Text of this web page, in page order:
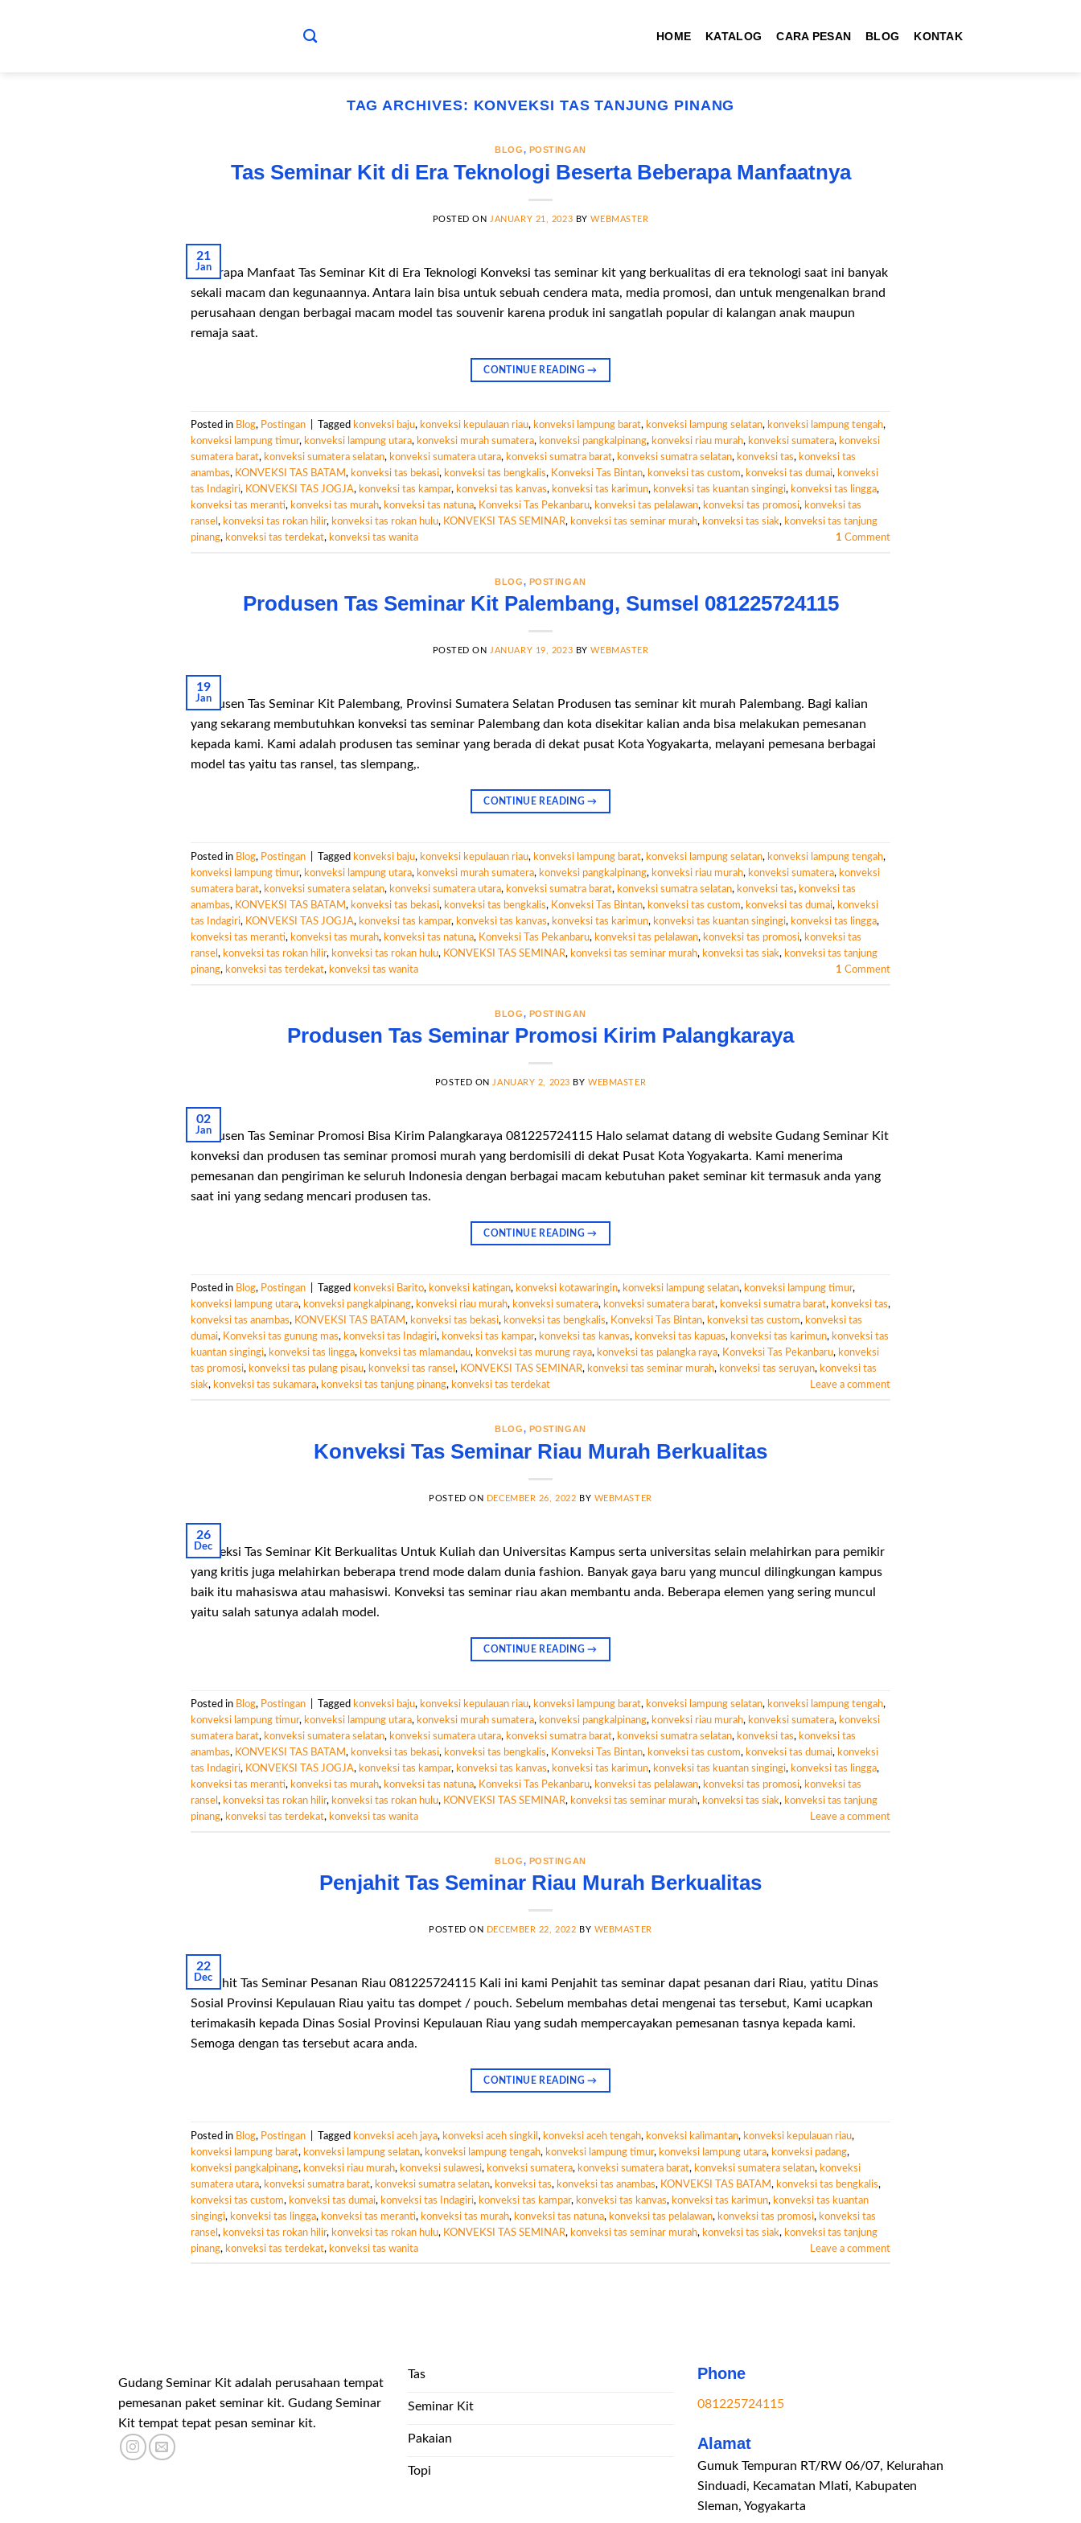
HOME KATALOG CARA PESAN BLOG KONTAK
TAG ARCHIVES: KONVEKSI TAS TANJUNG PINANG
BLOG, POSTINGAN
Tas Seminar Kit di Era Teknologi Beserta Beberapa Manfaatnya
POSTED ON JANUARY 21, 2023 BYWEBMASTER
21
Jan
Beberapa Manfaat Tas Seminar Kit di Era Teknologi Konveksi tas seminar kit yang berkualitas di era teknologi saat ini banyak
sekali macam dan kegunaannya. Antara lain bisa untuk sebuah cendera mata, media promosi, dan untuk mengenalkan brand
perusahaan dengan berbagai macam model tas souvenir karena produk ini sangatlah popular di kalangan anak maupun
remaja saat.
CONTINUE READING→
Posted in Blog, Postingan Tagged konveksi baju, konveksi kepulauan riau, konveksi lampung barat, konveksi lampung selatan, konveksi lampung tengah,
konveksi lampung timur, konveksi lampung utara, konveksi murah sumatera, konveksi pangkalpinang, konveksi riau murah, konveksi sumatera, konveksi
sumatera barat, konveksi sumatera selatan, konveksi sumatera utara, konveksi sumatra barat, konveksi sumatra selatan, konveksi tas, konveksi tas
anambas, KONVEKSI TAS BATAM, konveksi tas bekasi, konveksi tas bengkalis, Konveksi Tas Bintan, konveksi tas custom, konveksi tas dumai, konveksi
tas Indagiri, KONVEKSI TAS JOGJA, konveksi tas kampar, konveksi tas kanvas, konveksi tas karimun, konveksi tas kuantan singingi, konveksi tas lingga,
konveksi tas meranti, konveksi tas murah, konveksi tas natuna, Konveksi Tas Pekanbaru, konveksi tas pelalawan, konveksi tas promosi, konveksi tas
ransel , konveksi tas rokan hilir, konveksi tas rokan hulu, KONVEKSI TAS SEMINAR, konveksi tas seminar murah, konveksi tas siak, konveksi tas tanjung
pinang, konveksi tas terdekat, konveksi tas wanita 1 Comment
BLOG, POSTINGAN
Produsen Tas Seminar Kit Palembang, Sumsel 081225724115
POSTED ONJANUARY 19, 2023 BYWEBMASTER
19
Jan
Produsen Tas Seminar Kit Palembang, Provinsi Sumatera Selatan Produsen tas seminar kit murah Palembang. Bagi kalian
yang sekarang membutuhkan konveksi tas seminar Palembang dan kota disekitar kalian anda bisa melakukan pemesanan
kepada kami. Kami adalah produsen tas seminar yang berada di dekat pusat Kota Yogyakarta, melayani pemesana berbagai
model tas yaitu tas ransel, tas slempang,.
CONTINUE READING→
Posted in Blog, Postingan Tagged konveksi baju, konveksi kepulauan riau, konveksi lampung barat, konveksi lampung selatan, konveksi lampung tengah,
konveksi lampung timur, konveksi lampung utara, konveksi murah sumatera, konveksi pangkalpinang, konveksi riau murah, konveksi sumatera, konveksi
sumatera barat, konveksi sumatera selatan, konveksi sumatera utara, konveksi sumatra barat, konveksi sumatra selatan, konveksi tas, konveksi tas
anambas, KONVEKSI TAS BATAM, konveksi tas bekasi, konveksi tas bengkalis, Konveksi Tas Bintan, konveksi tas custom, konveksi tas dumai, konveksi
tas Indagiri, KONVEKSI TAS JOGJA, konveksi tas kampar, konveksi tas kanvas, konveksi tas karimun, konveksi tas kuantan singingi, konveksi tas lingga,
konveksi tas meranti, konveksi tas murah, konveksi tas natuna, Konveksi Tas Pekanbaru, konveksi tas pelalawan, konveksi tas promosi, konveksi tas
ransel , konveksi tas rokan hilir, konveksi tas rokan hulu, KONVEKSI TAS SEMINAR, konveksi tas seminar murah, konveksi tas siak, konveksi tas tanjung
pinang, konveksi tas terdekat, konveksi tas wanita 1 Comment
BLOG, POSTINGAN
Produsen Tas Seminar Promosi Kirim Palangkaraya
POSTED ON JANUARY 2, 2023 BYWEBMASTER
02
Jan
Produsen Tas Seminar Promosi Bisa Kirim Palangkaraya 081225724115 Halo selamat datang di website Gudang Seminar Kit
konveksi dan produsen tas seminar promosi murah yang berdomisili di dekat Pusat Kota Yogyakarta. Kami menerima
pemesanan dan pengiriman ke seluruh Indonesia dengan berbagai macam kebutuhan paket seminar kit termasuk anda yang
saat ini yang sedang mencari produsen tas.
CONTINUE READING→
Posted in Blog, Postingan Tagged konveksi Barito, konveksi katingan, konveksi kotawaringin, konveksi lampung selatan, konveksi lampung timur,
konveksi lampung utara, konveksi pangkalpinang, konveksi riau murah, konveksi sumatera, konveksi sumatera barat, konveksi sumatra barat, konveksi tas,
konveksi tas anambas, KONVEKSI TAS BATAM, konveksi tas bekasi, konveksi tas bengkalis, Konveksi Tas Bintan, konveksi tas custom, konveksi tas
dumai, Konveksi tas gunung mas, konveksi tas Indagiri, konveksi tas kampar, konveksi tas kanvas, konveksi tas kapuas, konveksi tas karimun, konveksi tas
kuantan singingi, konveksi tas lingga, konveksi tas mlamandau, konveksi tas murung raya, konveksi tas palangka raya, Konveksi Tas Pekanbaru, konveksi
tas promosi, konveksi tas pulang pisau, konveksi tas ransel , KONVEKSI TAS SEMINAR, konveksi tas seminar murah, konveksi tas seruyan, konveksi tas
siak, konveksi tas sukamara, konveksi tas tanjung pinang, konveksi tas terdekat Leave a comment
BLOG, POSTINGAN
Konveksi Tas Seminar Riau Murah Berkualitas
POSTED ON DECEMBER 26, 2022 BY WEBMASTER
26
Dec
Konveksi Tas Seminar Kit Berkualitas Untuk Kuliah dan Universitas Kampus serta universitas selain melahirkan para pemikir
yang kritis juga melahirkan beberapa trend mode dalam dunia fashion. Banyak gaya baru yang muncul dilingkungan kampus
baik itu mahasiswa atau mahasiswi. Konveksi tas seminar riau akan membantu anda. Beberapa elemen yang sering muncul
yaitu salah satunya adalah model.
CONTINUE READING→
Posted in Blog, Postingan Tagged konveksi baju, konveksi kepulauan riau, konveksi lampung barat, konveksi lampung selatan, konveksi lampung tengah,
konveksi lampung timur, konveksi lampung utara, konveksi murah sumatera, konveksi pangkalpinang, konveksi riau murah, konveksi sumatera, konveksi
sumatera barat, konveksi sumatera selatan, konveksi sumatera utara, konveksi sumatra barat, konveksi sumatra selatan, konveksi tas, konveksi tas
anambas, KONVEKSI TAS BATAM, konveksi tas bekasi, konveksi tas bengkalis, Konveksi Tas Bintan, konveksi tas custom, konveksi tas dumai, konveksi
tas Indagiri, KONVEKSI TAS JOGJA, konveksi tas kampar, konveksi tas kanvas, konveksi tas karimun, konveksi tas kuantan singingi, konveksi tas lingga,
konveksi tas meranti, konveksi tas murah, konveksi tas natuna, Konveksi Tas Pekanbaru, konveksi tas pelalawan, konveksi tas promosi, konveksi tas
ransel , konveksi tas rokan hilir, konveksi tas rokan hulu, KONVEKSI TAS SEMINAR, konveksi tas seminar murah, konveksi tas siak, konveksi tas tanjung
pinang, konveksi tas terdekat, konveksi tas wanita Leave a comment
BLOG, POSTINGAN
Penjahit Tas Seminar Riau Murah Berkualitas
POSTED ON DECEMBER 22, 2022 BY WEBMASTER
22
Dec
Penjahit Tas Seminar Pesanan Riau 081225724115 Kali ini kami Penjahit tas seminar dapat pesanan dari Riau, yatitu Dinas
Sosial Provinsi Kepulauan Riau yaitu tas dompet / pouch. Sebelum membahas detai mengenai tas tersebut, Kami ucapkan
terimakasih kepada Dinas Sosial Provinsi Kepulauan Riau yang sudah mempercayakan pemesanan tasnya kepada kami.
Semoga dengan tas tersebut acara anda.
CONTINUE READING→
Posted in Blog, Postingan Tagged konveksi aceh jaya, konveksi aceh singkil , konveksi aceh tengah, konveksi kalimantan, konveksi kepulauan riau,
konveksi lampung barat, konveksi lampung selatan, konveksi lampung tengah, konveksi lampung timur, konveksi lampung utara, konveksi padang,
konveksi pangkalpinang, konveksi riau murah, konveksi sulawesi, konveksi sumatera, konveksi sumatera barat, konveksi sumatera selatan, konveksi
sumatera utara, konveksi sumatra barat, konveksi sumatra selatan, konveksi tas, konveksi tas anambas, KONVEKSI TAS BATAM, konveksi tas bengkalis,
konveksi tas custom, konveksi tas dumai, konveksi tas Indagiri, konveksi tas kampar, konveksi tas kanvas, konveksi tas karimun, konveksi tas kuantan
singingi, konveksi tas lingga, konveksi tas meranti, konveksi tas murah, konveksi tas natuna, konveksi tas pelalawan, konveksi tas promosi, konveksi tas
ransel , konveksi tas rokan hilir, konveksi tas rokan hulu, KONVEKSI TAS SEMINAR, konveksi tas seminar murah, konveksi tas siak, konveksi tas tanjung
pinang, konveksi tas terdekat, konveksi tas wanita Leave a comment
Gudang Seminar Kit adalah perusahaan tempat
pemesanan paket seminar kit. Gudang Seminar
Kit tempat tepat pesan seminar kit.
Tas
Seminar Kit
Pakaian
Topi
Phone
081225724115
Alamat
Gumuk Tempuran RT/RW 06/07, Kelurahan
Sinduadi, Kecamatan Mlati, Kabupaten
Sleman, Yogyakarta